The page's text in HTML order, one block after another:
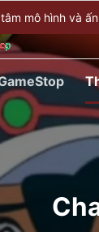
mô hình và